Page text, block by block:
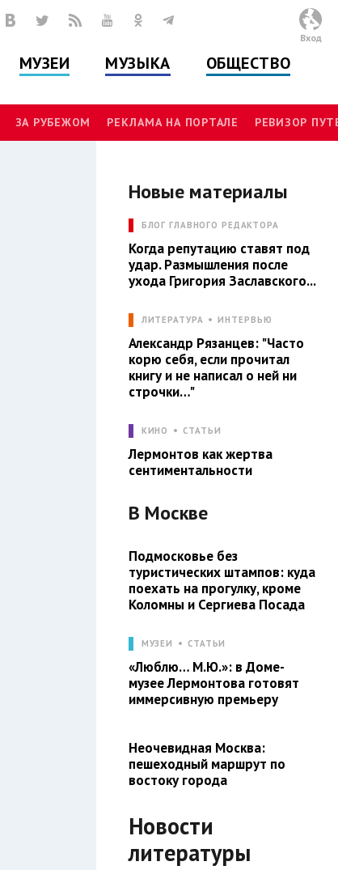
МУЗЕИ МУЗЫКА ОБЩЕСТВО
Вход
ЗА РУБЕЖОМ РЕКЛАМА НА ПОРТАЛЕ РЕВИЗОР
Новые материалы
БЛОГ ГЛАВНОГО РЕДАКТОРА
Когда репутацию ставят под
удар. Размышления после
ухода Григория Заславского...
ЛИТЕРАТУРА ИНТЕРВЬЮ
Александр Рязанцев: "Часто
корю себя, если прочитал
книгу и не написал о ней ни
строчки…"
КИНО СТАТЬИ
Лермонтов как жертва
сентиментальности
В Москве
Подмосковье без
туристических штампов: куда
поехать на прогулку, кроме
Коломны и Сергиева Посада
МУЗЕИ СТАТЬИ
«Люблю… М.Ю.»: в Доме-
музее Лермонтова готовят
иммерсивную премьеру
Неочевидная Москва:
пешеходный маршрут по
востоку города
Новости
литературы